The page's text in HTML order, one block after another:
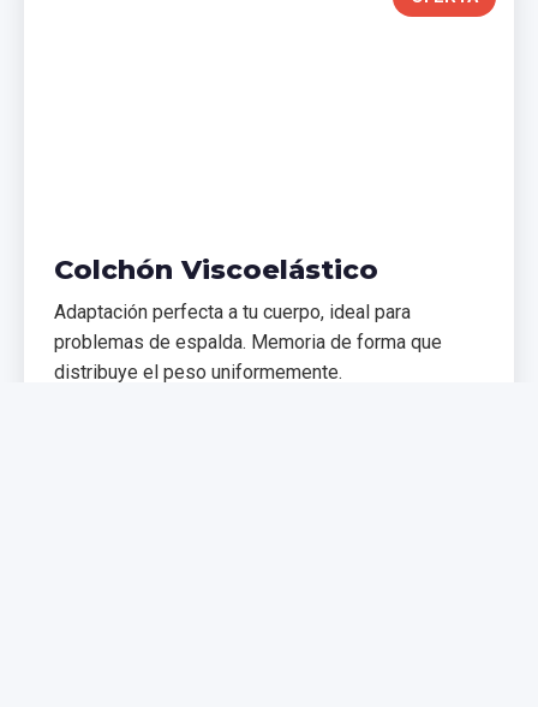
Colchón Viscoelástico
Adaptación perfecta a tu cuerpo, ideal para
problemas de espalda. Memoria de forma que
distribuye el peso uniformemente.